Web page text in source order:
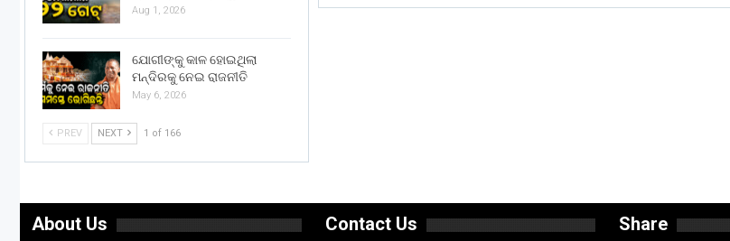
Aug 1, 2026
ଯୋଗୀଙ୍କୁ କାଳ ହୋଇଥିଲା
ମନ୍ଦିରକୁ ନେଇ ରାଜନୀତି
May 6, 2026
PREV NEXT 1 of 166
About Us Contact Us Share